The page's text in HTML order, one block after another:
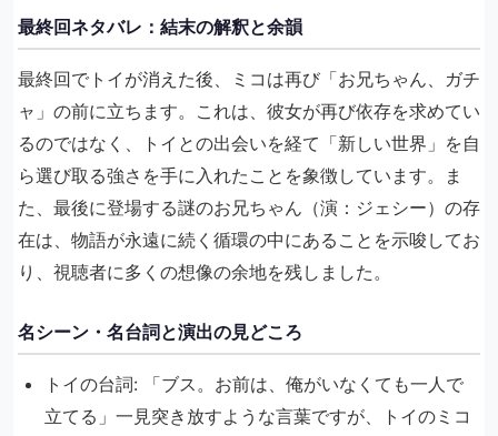
最終回ネタバレ：結末の解釈と余韻
最終回でトイが消えた後、ミコは再び「お兄ちゃん、ガチ
ャ」の前に立ちます。これは、彼女が再び依存を求めてい
るのではなく、トイとの出会いを経て「新しい世界」を自
ら選び取る強さを手に入れたことを象徴しています。ま
た、最後に登場する謎のお兄ちゃん（演：ジェシー）の存
在は、物語が永遠に続く循環の中にあることを示唆してお
り、視聴者に多くの想像の余地を残しました。
名シーン・名台詞と演出の見どころ
トイの台詞: 「ブス。お前は、俺がいなくても一人で
立てる」一見突き放すような言葉ですが、トイのミコ